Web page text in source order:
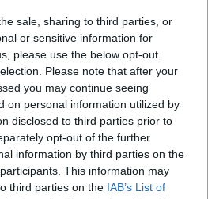
sale, sharing to third parties, or
or sensitive information for
please use the below opt-out
Please note that after your
you may continue seeing
on personal information utilized by
disclosed to third parties prior to
opt-out of the further
information by third parties on the
This information may
third parties on the IAB’s List of
állsz, amely rengeteg
Az elmúlt időszak
az út a megújulás felé.
az irányt mutatják, mert
meghozatalában.
hanem fogadd el, hogy
Ez lehet egy új kapcsolat vagy